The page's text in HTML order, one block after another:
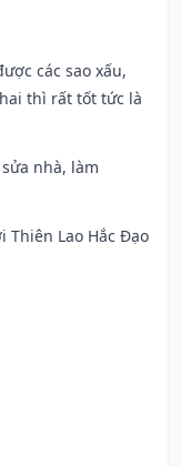
các sao xấu,
thì rất tốt tức là
nhà, làm
Thiên Lao Hắc Đạo